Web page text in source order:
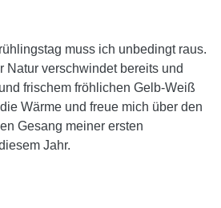
muss ich unbedingt raus.
Natur verschwindet bereits und
frischem fröhlichen Gelb-Weiß
Wärme und freue mich über den
Gesang meiner ersten
Jahr.